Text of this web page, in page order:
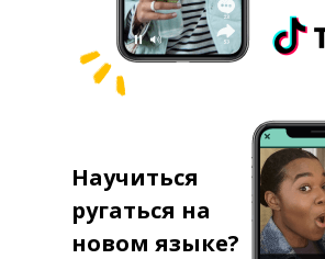
Научиться
ругаться на
новом языке?